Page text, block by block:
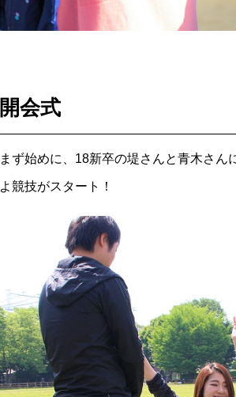
開会式
まず始めに、18新卒の堤さんと青木さ
よ競技がスタート！